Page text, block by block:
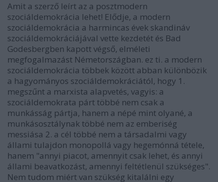
Amit a szerző leírt az a posztmodern
szociáldemokrácia lehet! Elődje, a modern
szociáldemokrácia a harmincas évek skandináv
szociáldemokráciájával vette kezdetét és Bad
Godesbergben kapott végső, elméleti
megfogalmazást Németországban. ez ti. a modern
szociáldemokrácia többek között abban különbözik
a hagyományos szociáldemokráciától, hogy 1.
megszűnt a marxista alapvetés, vagyis: a
szociáldemokrata párt többé nem csak a
munkásság pártja, hanem a népé mint olyané, a
munkásosztálynak többé nem az emberiség
messiása 2. a cél többé nem a társadalmi vagy
állami tulajdon monopollá vagy hegemónná tétele,
hanem "annyi piacot, amennyit csak lehet, és annyi
állami beavatkozást, amennyi feltétlenül szükséges".
Nem tudom miért van szükség kitalálni egy